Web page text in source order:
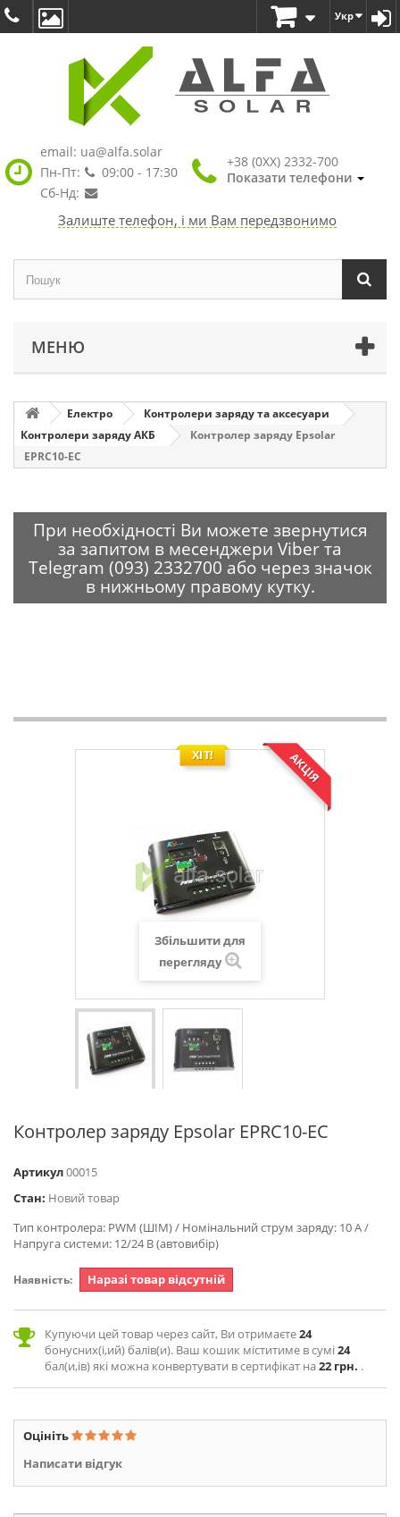
Укр
email: ua@alfa.solar
Пн-Пт:
09:00 - 17:30
Сб-Нд:
+38 (0XX) 2332-700
Показати телефони
Залиште телефон, і ми Вам передзвонимо
МЕНЮ
Електро
Контролери заряду та аксесуари
Контролери заряду АКБ
Контролер заряду Epsolar
EPRC10-EC
При необхідності Ви можете звернутися
за запитом в месенджери Viber та
Telegram (093) 2332700 або через значок
в нижньому правому кутку.
ХІТ! АКЦІЯ
Збільшити для
перегляду
Контролер заряду Epsolar EPRC10-EC
Артикул00015
Стан: Новий товар
Тип контролера: PWM (ШІМ) / Номінальний струм заряду: 10 А /
Напруга системи: 12/24 В (автовибір)
Наявність: Наразі товар відсутній
Купуючи цей товар через сайт, Ви отримаєте24
бонусних(і,ий) балів(и). Ваш кошик міститиме в сумі24
бал(и,ів) які можна конвертувати в сертифікат на22 грн. .
Оцініть
Написати відгук